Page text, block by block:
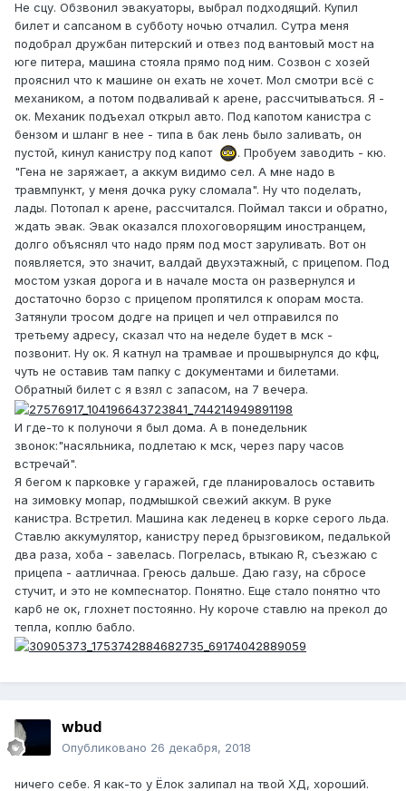
Не сцу. Обзвонил эвакуаторы, выбрал подходящий. Купил
билет и сапсаном в субботу ночью отчалил. Сутра меня
подобрал дружбан питерский и отвез под вантовый мост на
юге питера, машина стояла прямо под ним. Созвон с хозей
прояснил что к машине он ехать не хочет. Мол смотри всё с
механиком, а потом подваливай к арене, рассчитываться. Я -
ок. Механик подъехал открыл авто. Под капотом канистра с
бензом и шланг в нее - типа в бак лень было заливать, он
пустой, кинул канистру под капот
. Пробуем заводить - кю.
"Гена не заряжает, а аккум видимо сел. А мне надо в
травмпункт, у меня дочка руку сломала". Ну что поделать,
лады. Потопал к арене, рассчитался. Поймал такси и обратно,
ждать эвак. Эвак оказался плохоговорящим иностранцем,
долго объяснял что надо прям под мост заруливать. Вот он
появляется, это значит, валдай двухэтажный, с прицепом. Под
мостом узкая дорога и в начале моста он развернулся и
достаточно борзо с прицепом пропятился к опорам моста.
Затянули тросом додге на прицеп и чел отправился по
третьему адресу, сказал что на неделе будет в мск -
позвонит. Ну ок. Я катнул на трамвае и прошвырнулся до кфц,
чуть не оставив там папку с документами и билетами.
Обратный билет с я взял с запасом, на 7 вечера.
И где-то к полуночи я был дома. А в понедельник
звонок:"насяльника, подлетаю к мск, через пару часов
встречай".
Я бегом к парковке у гаражей, где планировалось оставить
на зимовку мопар, подмышкой свежий аккум. В руке
канистра. Встретил. Машина как леденец в корке серого льда.
Ставлю аккумулятор, канистру перед брызговиком, педалькой
два раза, хоба - завелась. Погрелась, втыкаю R, съезжаю с
прицепа - аатличнаа. Греюсь дальше. Даю газу, на сбросе
стучит, и это не компеснатор. Понятно. Еще стало понятно что
карб не ок, глохнет постоянно. Ну короче ставлю на прекол до
тепла, коплю бабло.
wbud
Опубликовано 26 декабря, 2018
ничего себе. Я как-то у Ёлок залипал на твой ХД, хороший.